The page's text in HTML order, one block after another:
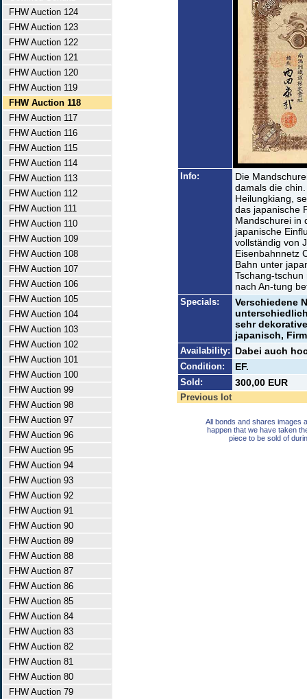
FHW Auction 124
FHW Auction 123
FHW Auction 122
FHW Auction 121
FHW Auction 120
FHW Auction 119
FHW Auction 118
FHW Auction 117
FHW Auction 116
FHW Auction 115
FHW Auction 114
FHW Auction 113
FHW Auction 112
FHW Auction 111
FHW Auction 110
FHW Auction 109
FHW Auction 108
FHW Auction 107
FHW Auction 106
FHW Auction 105
FHW Auction 104
FHW Auction 103
FHW Auction 102
FHW Auction 101
FHW Auction 100
FHW Auction 99
FHW Auction 98
FHW Auction 97
FHW Auction 96
FHW Auction 95
FHW Auction 94
FHW Auction 93
FHW Auction 92
FHW Auction 91
FHW Auction 90
FHW Auction 89
FHW Auction 88
FHW Auction 87
FHW Auction 86
FHW Auction 85
FHW Auction 84
FHW Auction 83
FHW Auction 82
FHW Auction 81
FHW Auction 80
FHW Auction 79
Info:
Die
damals die
Heilungkiang,
das japanische
Mandschurei in
japanische
vollständig von
Eisenbahnnetz
Bahn unter
Tschang-
nach An-tung
Specials:
Verschiedene
sehr
japanisch,
Availability: Dabei auch
Condition: EF.
Sold: 300,00 EUR
Previous lot
All bonds and shares images
happen that we have taken
piece to be sold of